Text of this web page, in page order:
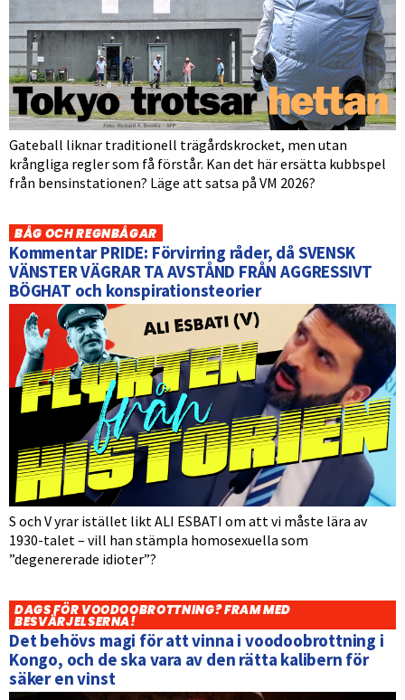
Gateball liknar traditionell trägårdskrocket, men utan
krångliga regler som få förstår. Kan det här ersätta kubbspel
från bensinstationen? Läge att satsa på VM 2026?
BÅG OCH REGNBÅGAR
Kommentar PRIDE: Förvirring råder, då SVENSK
VÄNSTER VÄGRAR TA AVSTÅND FRÅN AGGRESSIVT
BÖGHAT och konspirationsteorier
S och V yrar istället likt ALI ESBATI om att vi måste lära av
1930-talet – vill han stämpla homosexuella som
”degenererade idioter”?
DAGS FÖR VOODOOBROTTNING? FRAM MED
BESVÄRJELSERNA!
Det behövs magi för att vinna i voodoobrottning i
Kongo, och de ska vara av den rätta kalibern för
säker en vinst